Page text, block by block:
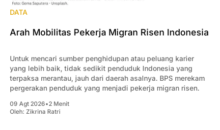
DATA
Arah Mobilitas Pekerja Migran Risen Indonesia
Untuk mencari sumber penghidupan atau peluang karier
yang lebih baik, tidak sedikit penduduk Indonesia yang
terpaksa merantau, jauh dari daerah asalnya. BPS merekam
pergerakan penduduk yang menjadi pekerja migran risen.
09 Agt 2026•2 Menit
Oleh: Zikrina Ratri